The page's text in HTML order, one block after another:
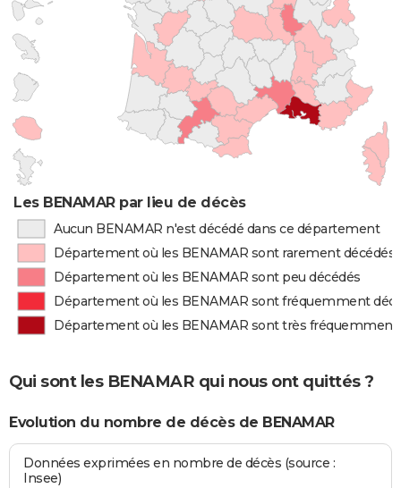
Les BENAMAR par lieu de décès
Aucun BENAMAR n'est décédé dans ce département
Département où les BENAMAR sont rarement décédés
Département où les BENAMAR sont peu décédés
Département où les BENAMAR sont fréquemment
Département où les BENAMAR sont très fréquemment
Qui sont les BENAMAR qui nous ont quittés ?
Evolution du nombre de décès de BENAMAR
Données exprimées en nombre de décès (source :
Insee)